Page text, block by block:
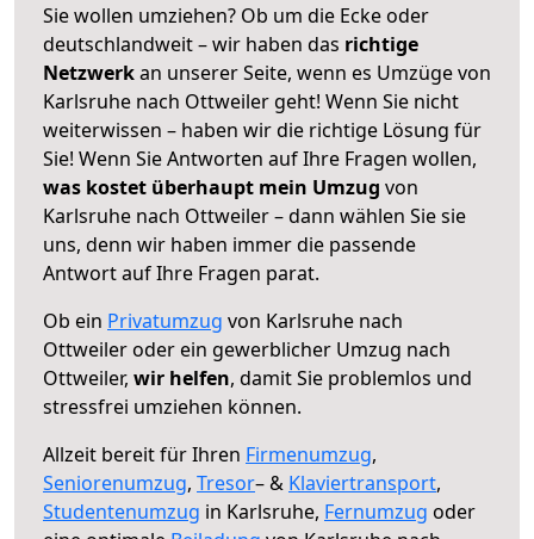
Sie wollen umziehen? Ob um die Ecke oder
deutschlandweit – wir haben das richtige
Netzwerkan unserer Seite, wenn es Umzüge von
Karlsruhe nach Ottweiler geht! Wenn Sie nicht
weiterwissen – haben wir die richtige Lösung für
Sie! Wenn Sie Antworten auf Ihre Fragen wollen,
was kostet überhaupt mein Umzug von
Karlsruhe nach Ottweiler – dann wählen Sie sie
uns, denn wir haben immer die passende
Antwort auf Ihre Fragen parat.
Ob ein Privatumzug von Karlsruhe nach
Ottweiler oder ein gewerblicher Umzug nach
Ottweiler, wir helfen, damit Sie problemlos und
stressfrei umziehen können.
Allzeit bereit für Ihren Firmenumzug,
Seniorenumzug, Tresor– & Klaviertransport,
Studentenumzug in Karlsruhe, Fernumzug oder